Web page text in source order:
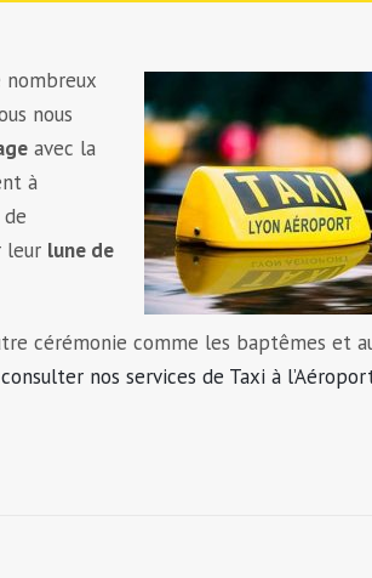
nous
avec la
à
leur lune de
cérémonie comme les baptêmes et
consulter nos services de Taxi à